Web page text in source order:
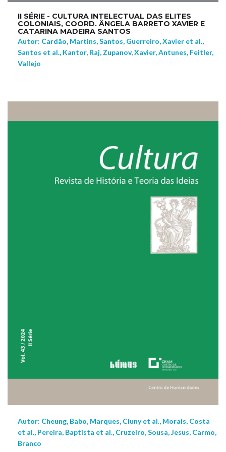
II SÉRIE - CULTURA INTELECTUAL DAS ELITES
COLONIAIS, COORD. ÂNGELA BARRETO XAVIER E
CATARINA MADEIRA SANTOS
Autor: Cardão, Martins, Santos, Guerreiro, Xavier et al.,
Santos et al., Kantor, Raj, Zupanov, Xavier, Antunes, Feitler,
Vallejo
Autor: Cheung, Babo, Marques, Cluny et al., Morais, Costa
et al., Pereira, Baptista et al., Cruzeiro, Sousa, Jesus, Carmo,
Branco